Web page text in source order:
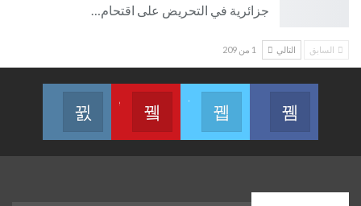
جزائرية في التحريض على اقتحام…
السابق التالي 1 من 209